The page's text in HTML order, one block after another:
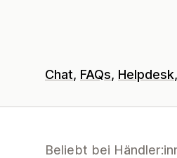
Chat FAQs Helpdesk
Beliebt bei